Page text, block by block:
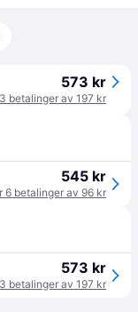
573 kr
betalinger av 197 kr
545 kr
6 betalinger av 96 kr
573 kr
betalinger av 197 kr